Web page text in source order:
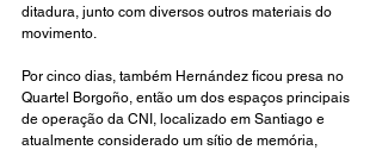
ditadura, junto com diversos outros materiais do
movimento.
Por cinco dias, também Hernández ficou presa no
Quartel Borgoño, então um dos espaços principais
de operação da CNI, localizado em Santiago e
atualmente considerado um sítio de memória,